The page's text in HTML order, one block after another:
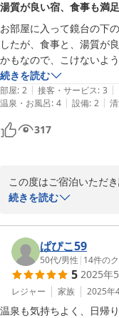
これからもお客様に心
す。
またのお越しを心より
鈍川温泉 皆楽荘
2026-05-25
湯質が良い宿、食事も満足
お部屋に入って鏡台の下
したが、食事と、湯質が
かもなので、こけないよ
のでとても暖まりました。
続きを読む
部屋: 2 | 接客・サービス: 3 |
温泉・お風呂: 4 | 設備: 2 |
317
この度はご宿泊いただ
客室の清掃につきまし
快適にお過ごしいただ
そのような中でお食事
栄に存じます。当館で
とっても何よりの喜び
貴重なご意見を賜り、
続きを読む
ぱぴこ59
50代/男性 | 14件の
5 2025年
レジャー 家族 2025年
温泉も気持ちよく、日帰